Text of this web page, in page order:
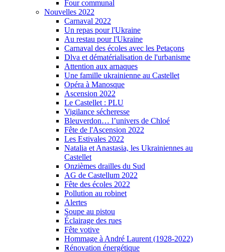
Four communal
Nouvelles 2022
Carnaval 2022
Un repas pour l'Ukraine
Au restau pour l'Ukraine
Carnaval des écoles avec les Petaçons
Dlva et dématérialisation de l'urbanisme
Attention aux arnaques
Une famille ukrainienne au Castellet
Opéra à Manosque
Ascension 2022
Le Castellet : PLU
Vigilance sécheresse
Bleuverdon… l’univers de Chloé
Fête de l'Ascension 2022
Les Estivales 2022
Natalia et Anastasia, les Ukrainiennes au
Castellet
Onzièmes drailles du Sud
AG de Castellum 2022
Fête des écoles 2022
Pollution au robinet
Alertes
Soupe au pistou
Éclairage des rues
Fête votive
Hommage à André Laurent (1928-2022)
Rénovation énergétique